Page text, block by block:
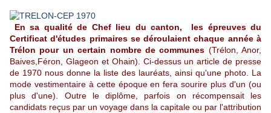
En sa qualité de Chef lieu du canton, les épreuves du
Certificat d'études primaires se déroulaient chaque année à
Trélon pour un certain nombre de communes (Trélon, Anor,
Baives,Féron, Glageon et Ohain). Ci-dessus un article de presse
de 1970 nous donne la liste des lauréats, ainsi qu'une photo. La
mode vestimentaire à cette époque en fera sourire plus d'un (ou
plus d'une). Outre le diplôme, parfois on récompensait les
candidats reçus par un voyage dans la capitale ou par l'attribution